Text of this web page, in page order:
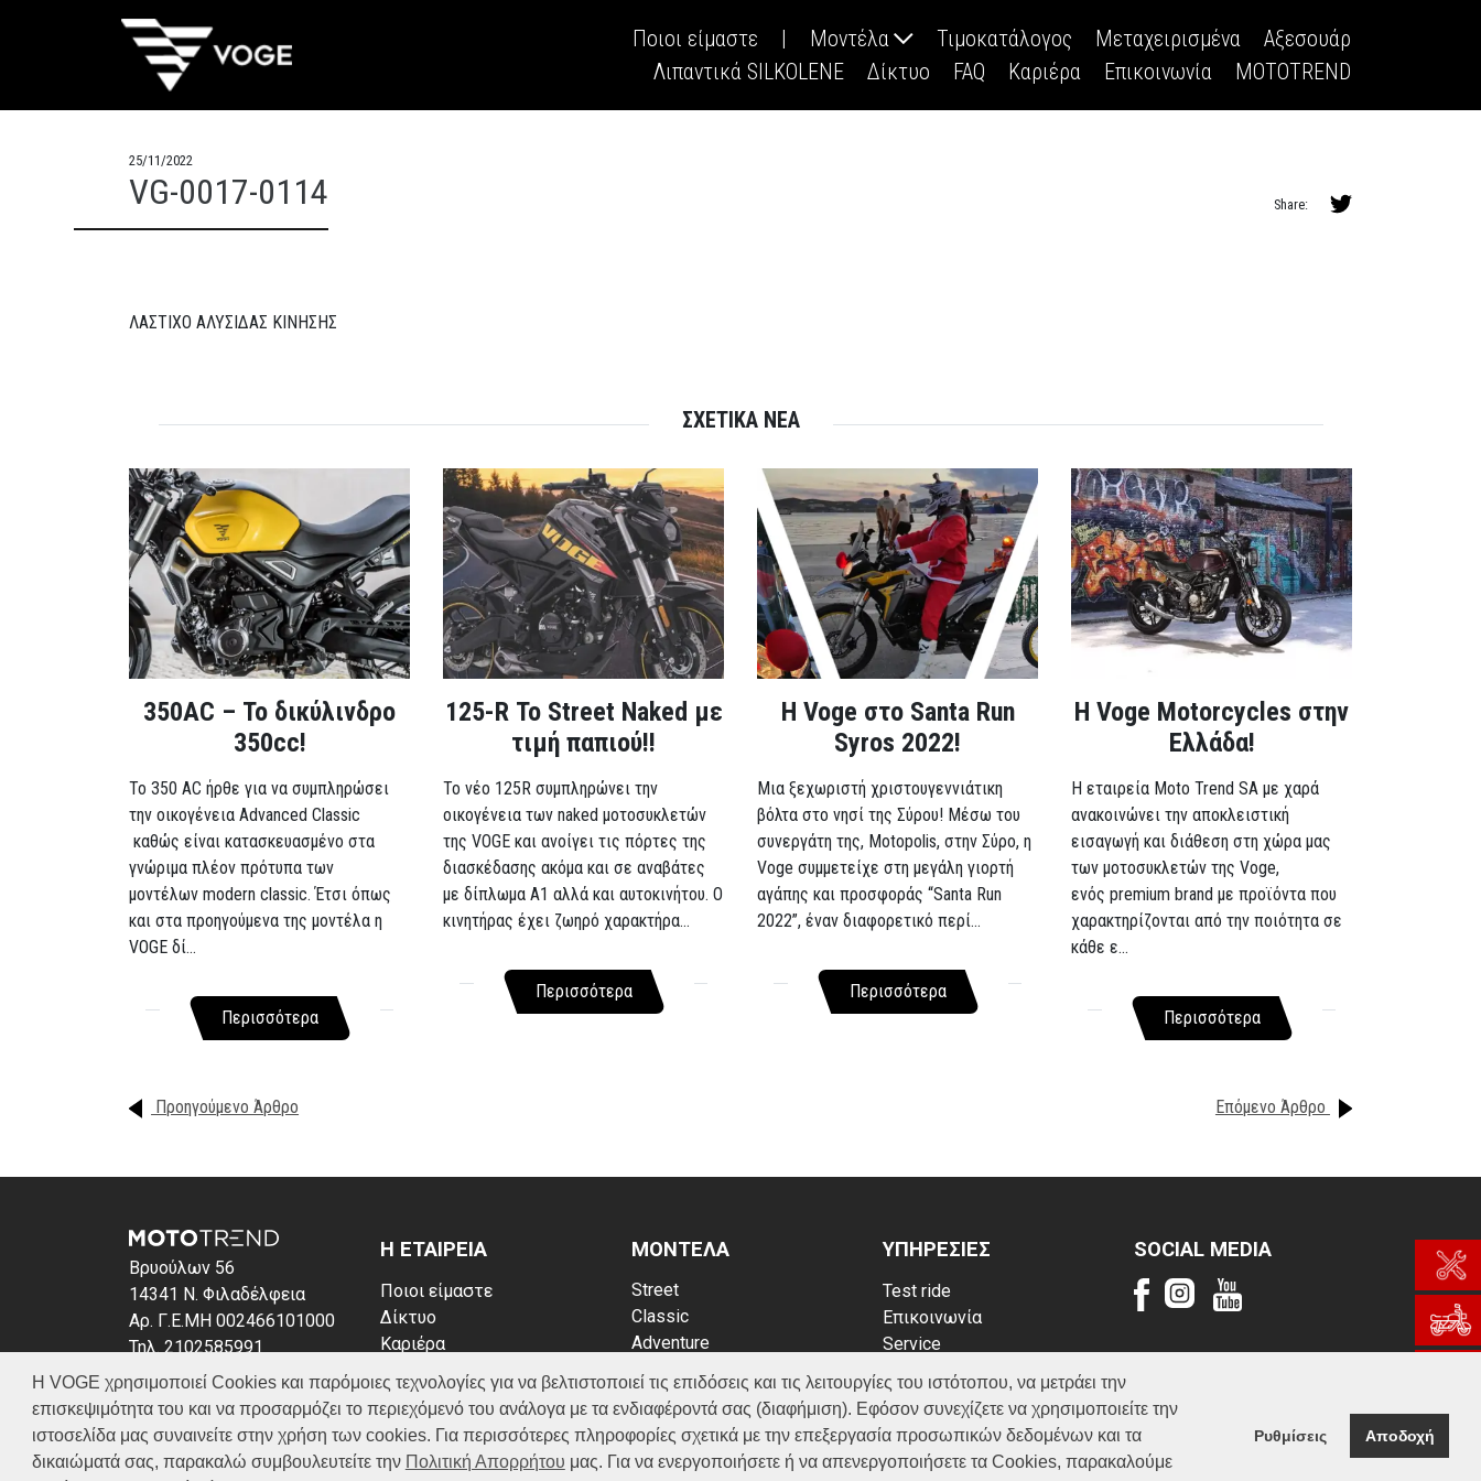
Η VOGE χρησιμοποιεί Cookies και παρόμοιες τεχνολογίες για να βελτιστοποιεί τις επιδόσεις και τις λειτουργίες του ιστότοπου, να μετράει την
επισκεψιμότητα του και να προσαρμόζει το περιεχόμενό του ανάλογα με τα ενδιαφέροντά σας (διαφήμιση). Εφόσον συνεχίζετε να χρησιμοποιείτε την
ιστοσελίδα μας συναινείτε στην χρήση των cookies. Για περισσότερες πληροφορίες σχετικά με την επεξεργασία προσωπικών δεδομένων και τα
δικαιώματά σας, παρακαλώ συμβουλευτείτε την Πολιτική Απορρήτου μας. Για να ενεργοποιήσετε ή να απενεργοποιήσετε τα Cookies, παρακαλούμε
Ρυθμίσεις Αποδοχή
Ποιοι είμαστε | Μοντέλα Τιμοκατάλογος Μεταχειρισμένα
Αξεσουάρ
Λιπαντικά SILKOLENE
Δίκτυο FAQ Καριέρα Επικοινωνία MOTOTREND
25/11/2022
VG-0017-0114 Share:
ΛΑΣΤΙΧΟ ΑΛΥΣΙΔΑΣ ΚΙΝΗΣΗΣ
ΣΧΕΤΙΚΑ ΝΕΑ
350AC – Το δικύλινδρο
350cc!
To 350 AC ήρθε για να συμπληρώσει
την οικογένεια Advanced Classic
καθώς είναι κατασκευασμένο στα
γνώριμα πλέον πρότυπα των
μοντέλων modern classic. Έτσι όπως
και στα προηγούμενα της μοντέλα η
VOGE δί...
Περισσότερα
125-R Το Street Naked με
τιμή παπιού!!
Το νέο 125R συμπληρώνει την
οικογένεια των naked μοτοσυκλετών
της VOGE και ανοίγει τις πόρτες της
διασκέδασης ακόμα και σε αναβάτες
με δίπλωμα A1 αλλά και αυτοκινήτου. Ο
κινητήρας έχει ζωηρό χαρακτήρα...
Περισσότερα
Η Voge στο Santa Run
Syros 2022!
Μια ξεχωριστή χριστουγεννιάτικη
βόλτα στο νησί της Σύρου! Μέσω του
συνεργάτη της, Motopolis, στην Σύρο, η
Voge συμμετείχε στη μεγάλη γιορτή
αγάπης και προσφοράς “Santa Run
2022”, έναν διαφορετικό περί...
Περισσότερα
H Voge Motorcycles στην
Ελλάδα!
Η εταιρεία Moto Trend SA με χαρά
ανακοινώνει την αποκλειστική
εισαγωγή και διάθεση στη χώρα μας
των μοτοσυκλετών της Voge,
ενός premium brand με προϊόντα που
χαρακτηρίζονται από την ποιότητα σε
κάθε ε...
Περισσότερα
Προηγούμενο Άρθρο Επόμενο Άρθρο
Βρυούλων 56
14341 Ν. Φιλαδέλφεια
Αρ. Γ.Ε.ΜΗ 002466101000
Τηλ. 2102585991
E-mail: info@voge.gr
Η ΕΤΑΙΡΕΙΑ
Ποιοι είμαστε
Δίκτυο
Καριέρα
Πολιτική απορρήτου
Πολιτική Cookies
ΜΟΝΤΕΛΑ
Street
Classic
Adventure
ATV (Loncin)
ΥΠΗΡΕΣΙΕΣ
Test ride
Επικοινωνία
Service
Κατάλογος
FAQ
SOCIAL MEDIA